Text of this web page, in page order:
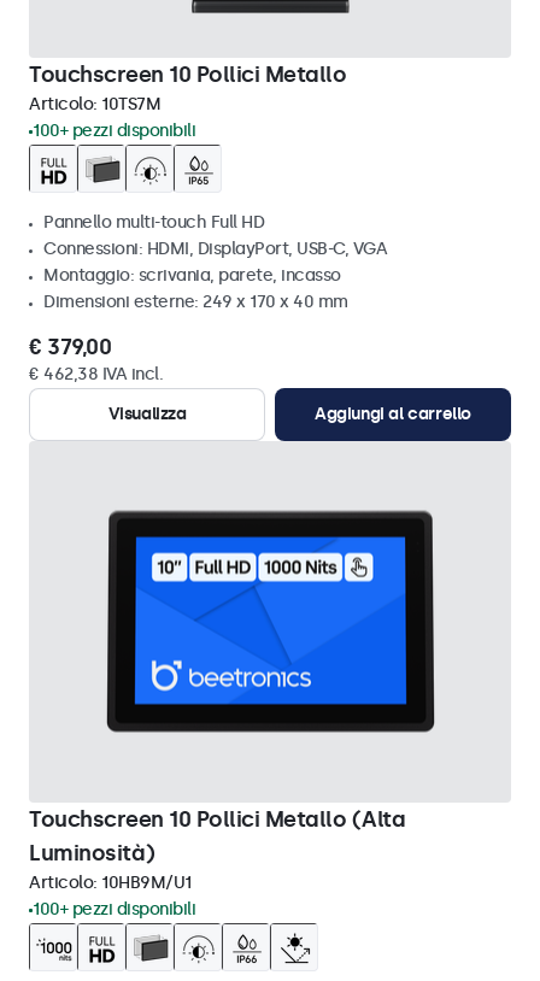
Touchscreen 10 Pollici Metallo
Articolo: 10TS7M
100+ pezzi disponibili
Pannello multi-touch Full HD
Connessioni: HDMI, DisplayPort, USB-C, VGA
Montaggio: scrivania, parete, incasso
Dimensioni esterne: 249 x 170 x 40 mm
€ 379,00
€ 462,38 IVA incl.
Visualizza
Aggiungi al carrello
Touchscreen 10 Pollici Metallo (Alta
Luminosità)
Articolo: 10HB9M/U1
100+ pezzi disponibili